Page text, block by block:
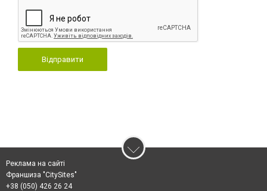
Відправити
Реклама на сайті
Франшиза "CitySites"
+38 (050) 426 26 24